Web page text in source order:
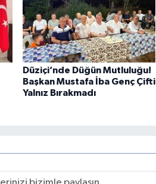
Düziçi’nde Düğün Mutluluğu!
Başkan Mustafa İba Genç Çifti
Yalnız Bırakmadı